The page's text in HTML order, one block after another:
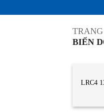
BIẾN
LRC4